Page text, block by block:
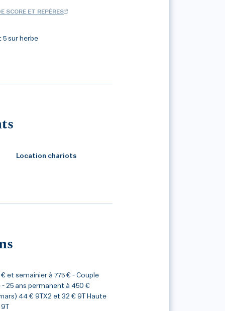
SCORE ET REPÈRES
5 sur herbe
Location chariots
et semainier à 775 € - Couple
25 ans permanent à 450 €
44 € 9TX2 et 32 € 9T Haute